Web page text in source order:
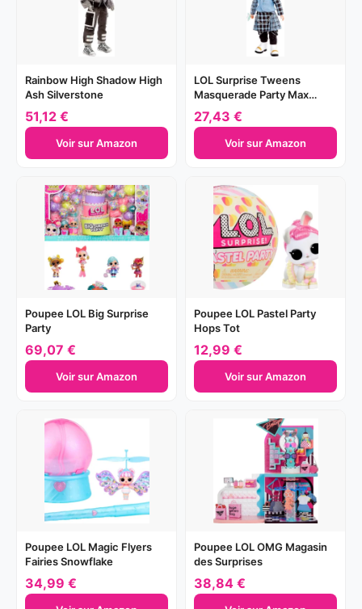
Rainbow High Shadow High
Ash Silverstone
51,12 €
Voir sur Amazon
LOL Surprise Tweens
Masquerade Party Max
Wonder
27,43 €
Voir sur Amazon
Poupee LOL Big Surprise
Party
69,07 €
Voir sur Amazon
Poupee LOL Pastel Party
Hops Tot
12,99 €
Voir sur Amazon
Poupee LOL Magic Flyers
Fairies Snowflake
34,99 €
Poupee LOL OMG Magasin
des Surprises
38,84 €